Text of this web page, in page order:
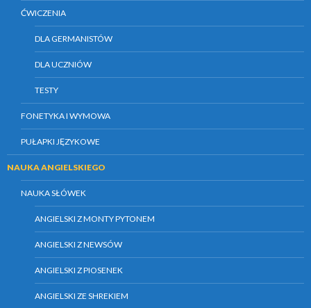
ĆWICZENIA
DLA GERMANISTÓW
DLA UCZNIÓW
TESTY
FONETYKA I WYMOWA
PUŁAPKI JĘZYKOWE
NAUKA ANGIELSKIEGO
NAUKA SŁÓWEK
ANGIELSKI Z MONTY PYTONEM
ANGIELSKI Z NEWSÓW
ANGIELSKI Z PIOSENEK
ANGIELSKI ZE SHREKIEM